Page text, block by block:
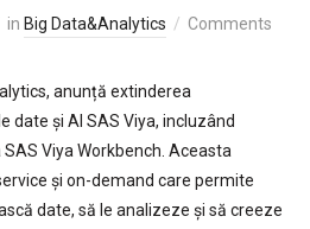
in Big Data&Analytics
Comments
anunță extinderea
și AI SAS Viya, incluzând
Viya Workbench. Aceasta
și on-demand care permite
date, să le analizeze și să creeze